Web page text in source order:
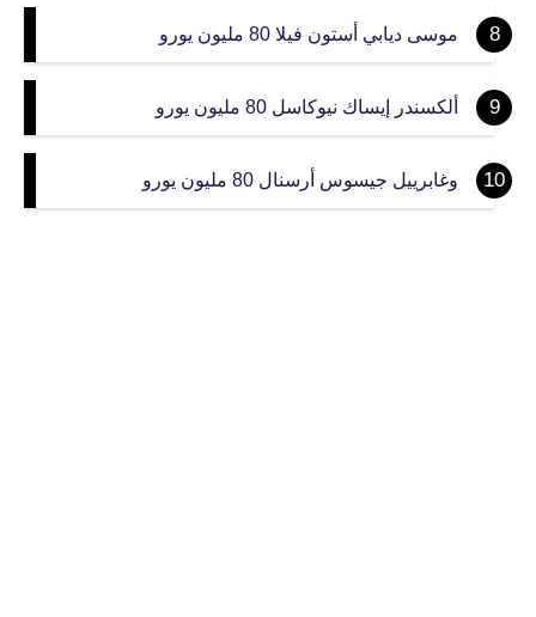
موسى ديابي أستون فيلا 80 مليون يورو
ألكسندر إيساك نيوكاسل 80 مليون يورو
وغابرييل جيسوس أرسنال 80 مليون يورو